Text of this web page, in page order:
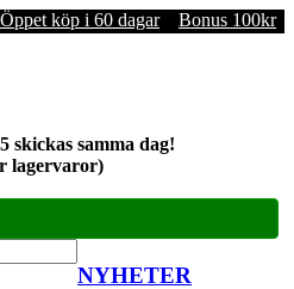
Öppet köp i 60 dagar Bonus 100kr
skickas samma dag!
lagervaror)
NYHETER